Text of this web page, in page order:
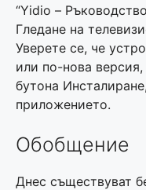
“Yidio –
Гледане на
Уверете се, че
или по-нова
бутона
приложението.
Обобщение
Днес съществуват